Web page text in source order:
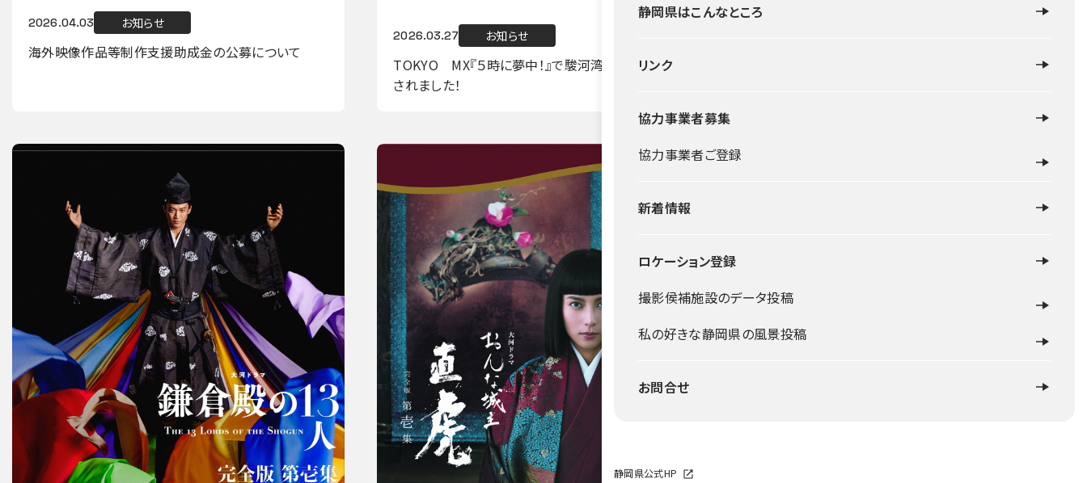
静岡県はこんなところ
リンク
協力事業者募集
協力事業者ご登録
新着情報
ロケーション登録
撮影侯補施設のデータ投稿
私の好きな静岡県の風景投稿
お問合せ
静岡県公式HP
2026.04.03 お知らせ
海外映像作品等制作支援助成金の公募について
2026.03.27 お知らせ
TOKYO MX『５時に夢中！』で駿河湾フェリーが紹介
されました！